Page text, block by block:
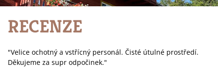
RECENZE
"Velice ochotný a vstřícný personál. Čisté útulné prostředí.
Děkujeme za supr odpočinek."